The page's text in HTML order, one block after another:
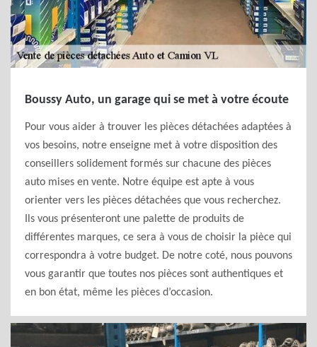
Boussy Auto, un garage qui se met à votre écoute
Pour vous aider à trouver les pièces détachées adaptées à
vos besoins, notre enseigne met à votre disposition des
conseillers solidement formés sur chacune des pièces
auto mises en vente. Notre équipe est apte à vous
orienter vers les pièces détachées que vous recherchez.
Ils vous présenteront une palette de produits de
différentes marques, ce sera à vous de choisir la pièce qui
correspondra à votre budget. De notre coté, nous pouvons
vous garantir que toutes nos pièces sont authentiques et
en bon état, même les pièces d’occasion.